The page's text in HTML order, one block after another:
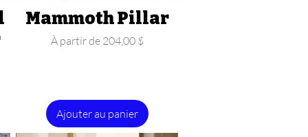
Aperçu rapide
Mammoth Pillar
À partir de 204,00 $
Prix promotionnel
Ajouter au panier